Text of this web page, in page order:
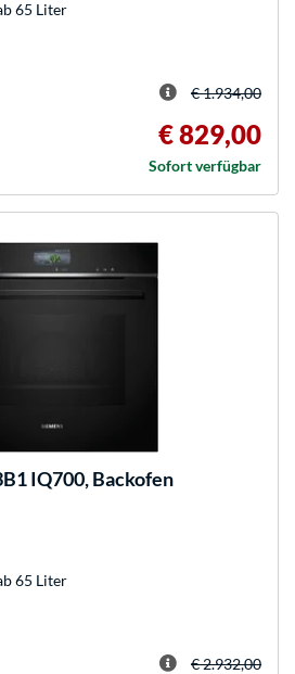
65 Liter
€ 1.934,00
€ 829,00
Sofort verfügbar
IQ700, Backofen
65 Liter
€ 2.932,00